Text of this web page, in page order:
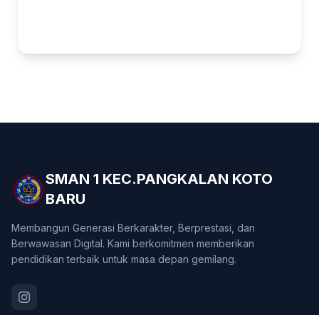
SMAN 1 KEC.PANGKALAN KOTO
BARU
Membangun Generasi Berkarakter, Berprestasi, dan
Berwawasan Digital. Kami berkomitmen memberikan
pendidikan terbaik untuk masa depan gemilang.